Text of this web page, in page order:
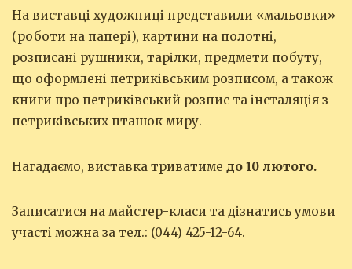
На виставці художниці представили «мальовки»
(роботи на папері), картини на полотні,
розписані рушники, тарілки, предмети побуту,
що оформлені петриківським розписом, а також
книги про петриківський розпис та інсталяція з
петриківських пташок миру.
Нагадаємо, виставка триватиме до 10 лютого.
Записатися на майстер-класи та дізнатись умови
участі можна за тел.: (044) 425-12-64.